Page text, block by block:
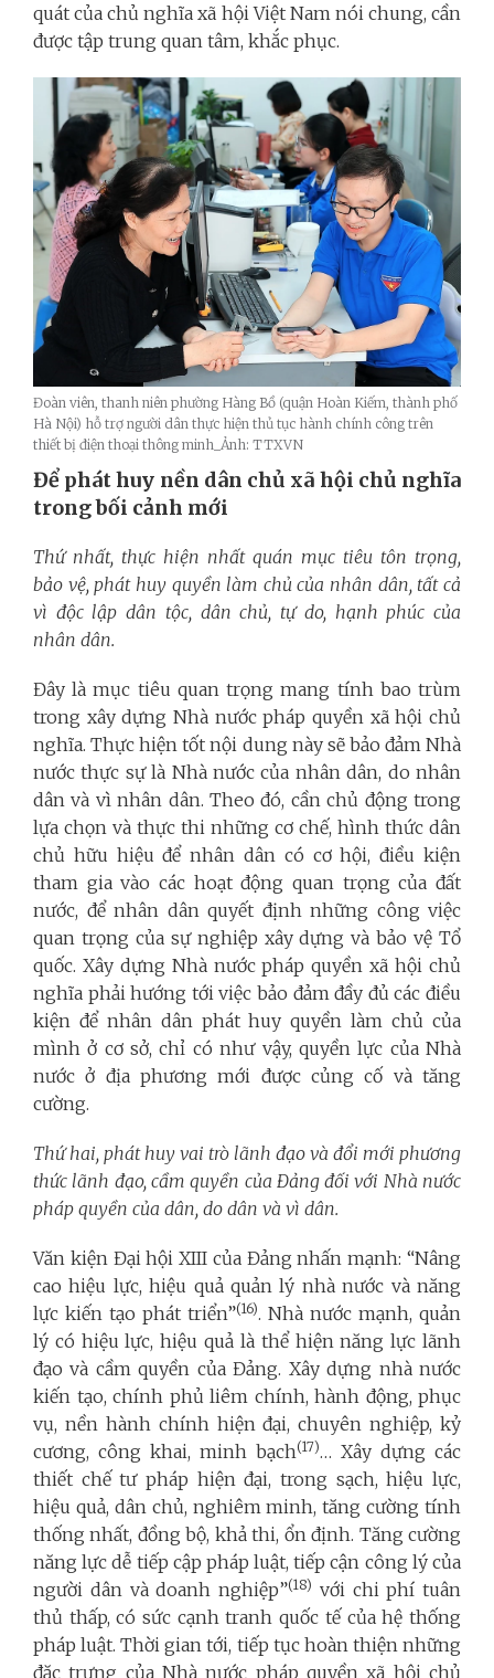
quát của chủ nghĩa xã hội Việt Nam nói chung, cần
được tập trung quan tâm, khắc phục.
Đoàn viên, thanh niên phường Hàng Bồ (quận Hoàn Kiếm, thành phố
Hà Nội) hỗ trợ người dân thực hiện thủ tục hành chính công trên
thiết bị điện thoại thông minh_Ảnh: TTXVN
Để phát huy nền dân chủ xã hội chủ nghĩa
trong bối cảnh mới
Thứ nhất, thực hiện nhất quán mục tiêu tôn trọng,
bảo vệ, phát huy quyền làm chủ của nhân dân, tất cả
vì độc lập dân tộc, dân chủ, tự do, hạnh phúc của
nhân dân.
Đây là mục tiêu quan trọng mang tính bao trùm
trong xây dựng Nhà nước pháp quyền xã hội chủ
nghĩa. Thực hiện tốt nội dung này sẽ bảo đảm Nhà
nước thực sự là Nhà nước của nhân dân, do nhân
dân và vì nhân dân. Theo đó, cần chủ động trong
lựa chọn và thực thi những cơ chế, hình thức dân
chủ hữu hiệu để nhân dân có cơ hội, điều kiện
tham gia vào các hoạt động quan trọng của đất
nước, để nhân dân quyết định những công việc
quan trọng của sự nghiệp xây dựng và bảo vệ Tổ
quốc. Xây dựng Nhà nước pháp quyền xã hội chủ
nghĩa phải hướng tới việc bảo đảm đầy đủ các điều
kiện để nhân dân phát huy quyền làm chủ của
mình ở cơ sở, chỉ có như vậy, quyền lực của Nhà
nước ở địa phương mới được củng cố và tăng
cường.
Thứ hai, phát huy vai trò lãnh đạo và đổi mới phương
thức lãnh đạo, cầm quyền của Đảng đối với Nhà nước
pháp quyền của dân, do dân và vì dân.
Văn kiện Đại hội XIII của Đảng nhấn mạnh: “Nâng
cao hiệu lực, hiệu quả quản lý nhà nước và năng
lực kiến tạo phát triển”(16). Nhà nước mạnh, quản
lý có hiệu lực, hiệu quả là thể hiện năng lực lãnh
đạo và cầm quyền của Đảng. Xây dựng nhà nước
kiến tạo, chính phủ liêm chính, hành động, phục
vụ, nền hành chính hiện đại, chuyên nghiệp, kỷ
cương, công khai, minh bạch(17)… Xây dựng các
thiết chế tư pháp hiện đại, trong sạch, hiệu lực,
hiệu quả, dân chủ, nghiêm minh, tăng cường tính
thống nhất, đồng bộ, khả thi, ổn định. Tăng cường
năng lực dễ tiếp cập pháp luật, tiếp cận công lý của
người dân và doanh nghiệp”(18) với chi phí tuân
thủ thấp, có sức cạnh tranh quốc tế của hệ thống
pháp luật. Thời gian tới, tiếp tục hoàn thiện những
đặc trưng của Nhà nước pháp quyền xã hội chủ